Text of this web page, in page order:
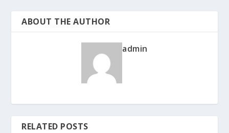
ABOUT THE AUTHOR
admin
RELATED POSTS